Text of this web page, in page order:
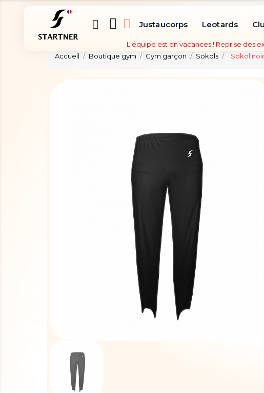
Justaucorps Leotards
L'équipe est en vacances ! Reprise des
Accueil
Boutique gym Gym garçon Sokols Sokol noir